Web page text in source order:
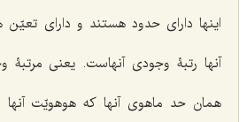
اینها داراى حدود هستند و داراى
آنها رتبۀ وجودى آنهاست. یعنى مرتبۀ
همان حد ماهوى آنها که هوهویّت آنها